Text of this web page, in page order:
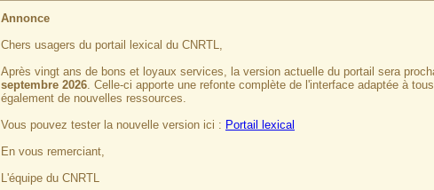
Annonce
Chers usagers du portail lexical du CNRTL,
Après vingt ans de bons et loyaux services, la version actuelle du portail sera
septembre 2026. Celle-ci apporte une refonte complète de l'interface adaptée à
également de nouvelles ressources.
Vous pouvez tester la nouvelle version ici : Portail lexical
En vous remerciant,
L'équipe du CNRTL